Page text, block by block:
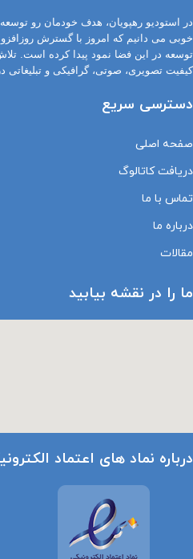
در استودیو رهپویان، هدف خودمان رو
خوبی می دانیم که امروز با گسترش
توسعه در این فضا نمود پیدا کرده است. تلاش
کیفیت تصویری، صوتی، گرافیکی و تبلیغاتی
دسترسی سریع
صفحه اصلی
دریافت کاتالوگ
تماس با ما
درباره ما
مقالات
ما را در نقشه بیابید
درباره نماد های اعتماد